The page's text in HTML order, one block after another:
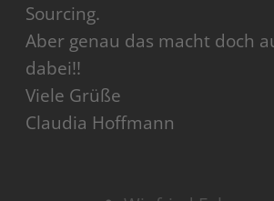
Sourcing.
Aber genau das macht doch
dabei!!
Viele Grüße
Claudia Hoffmann